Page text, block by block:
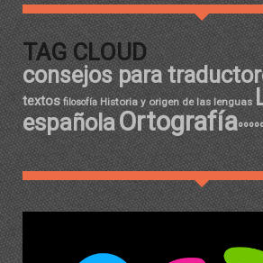
TAG CLOUD
consejos para
textos filosofía Historia y origen de las lenguas
españolaOrtografía